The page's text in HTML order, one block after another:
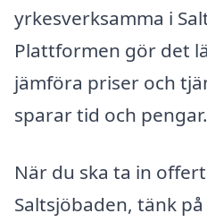
yrkesverksamma i
Plattformen gör det
jämföra priser och
sparar tid och pengar.
När du ska ta in
Saltsjöbaden, tänk